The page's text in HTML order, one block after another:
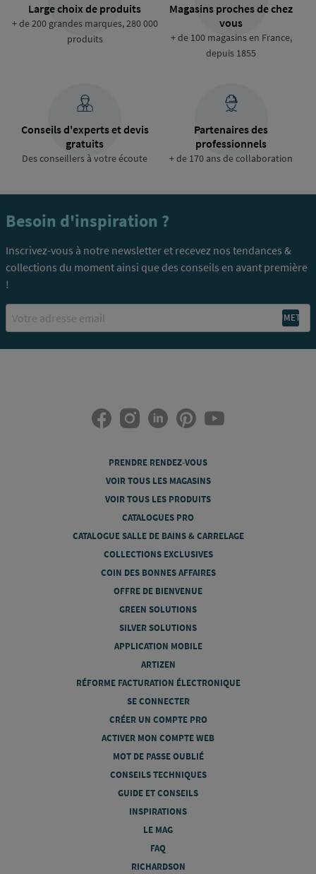
Large choix de produits
+ de 200 grandes marques, 280 000
produits
Magasins proches de chez
vous
+ de 100 magasins en France,
depuis 1855
Conseils d'experts et devis
gratuits
Des conseillers à votre écoute
Partenaires des
professionnels
+ de 170 ans de collaboration
Besoin d'inspiration ?
Inscrivez-vous à notre newsletter et recevez nos tendances &
collections du moment ainsi que des conseils en avant première
!
PRENDRE RENDEZ-VOUS
VOIR TOUS LES MAGASINS
VOIR TOUS LES PRODUITS
CATALOGUES PRO
CATALOGUE SALLE DE BAINS & CARRELAGE
COLLECTIONS EXCLUSIVES
COIN DES BONNES AFFAIRES
OFFRE DE BIENVENUE
GREEN SOLUTIONS
SILVER SOLUTIONS
APPLICATION MOBILE
ARTIZEN
RÉFORME FACTURATION ÉLECTRONIQUE
SE CONNECTER
CRÉER UN COMPTE PRO
ACTIVER MON COMPTE WEB
MOT DE PASSE OUBLIÉ
CONSEILS TECHNIQUES
GUIDE ET CONSEILS
INSPIRATIONS
LE MAG
FAQ
RICHARDSON